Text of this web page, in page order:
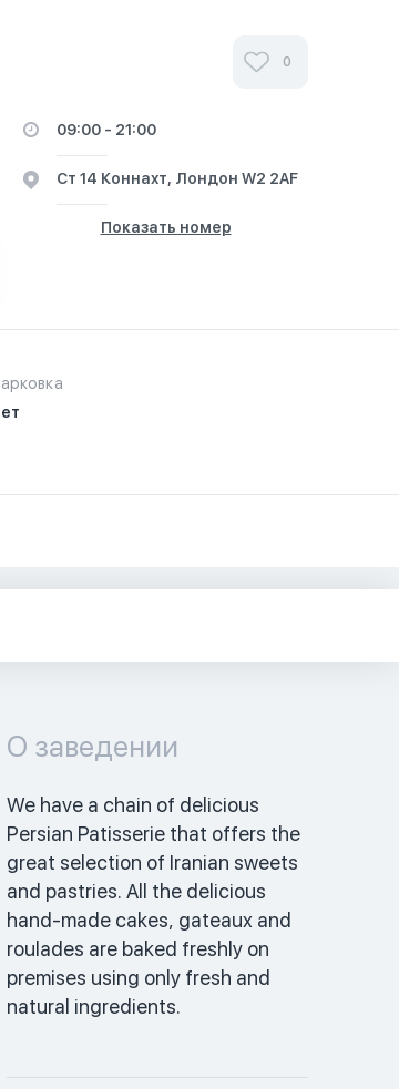
All the delicious hand-made cakes,
0
09:00 - 21:00
Ст 14 Коннахт, Лондон W2 2AF
Показать номер
О заведении
We have a chain of delicious
Persian Patisserie that offers the
great selection of Iranian sweets
and pastries. All the delicious
hand-made cakes, gateaux and
roulades are baked freshly on
premises using only fresh and
natural ingredients.